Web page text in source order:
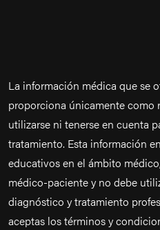
La información médica que se
proporciona únicamente como
utilizarse ni tenerse en cuenta
tratamiento. Esta información
educativos en el ámbito
médico-paciente y no debe
diagnóstico y tratamiento
aceptas los términos y